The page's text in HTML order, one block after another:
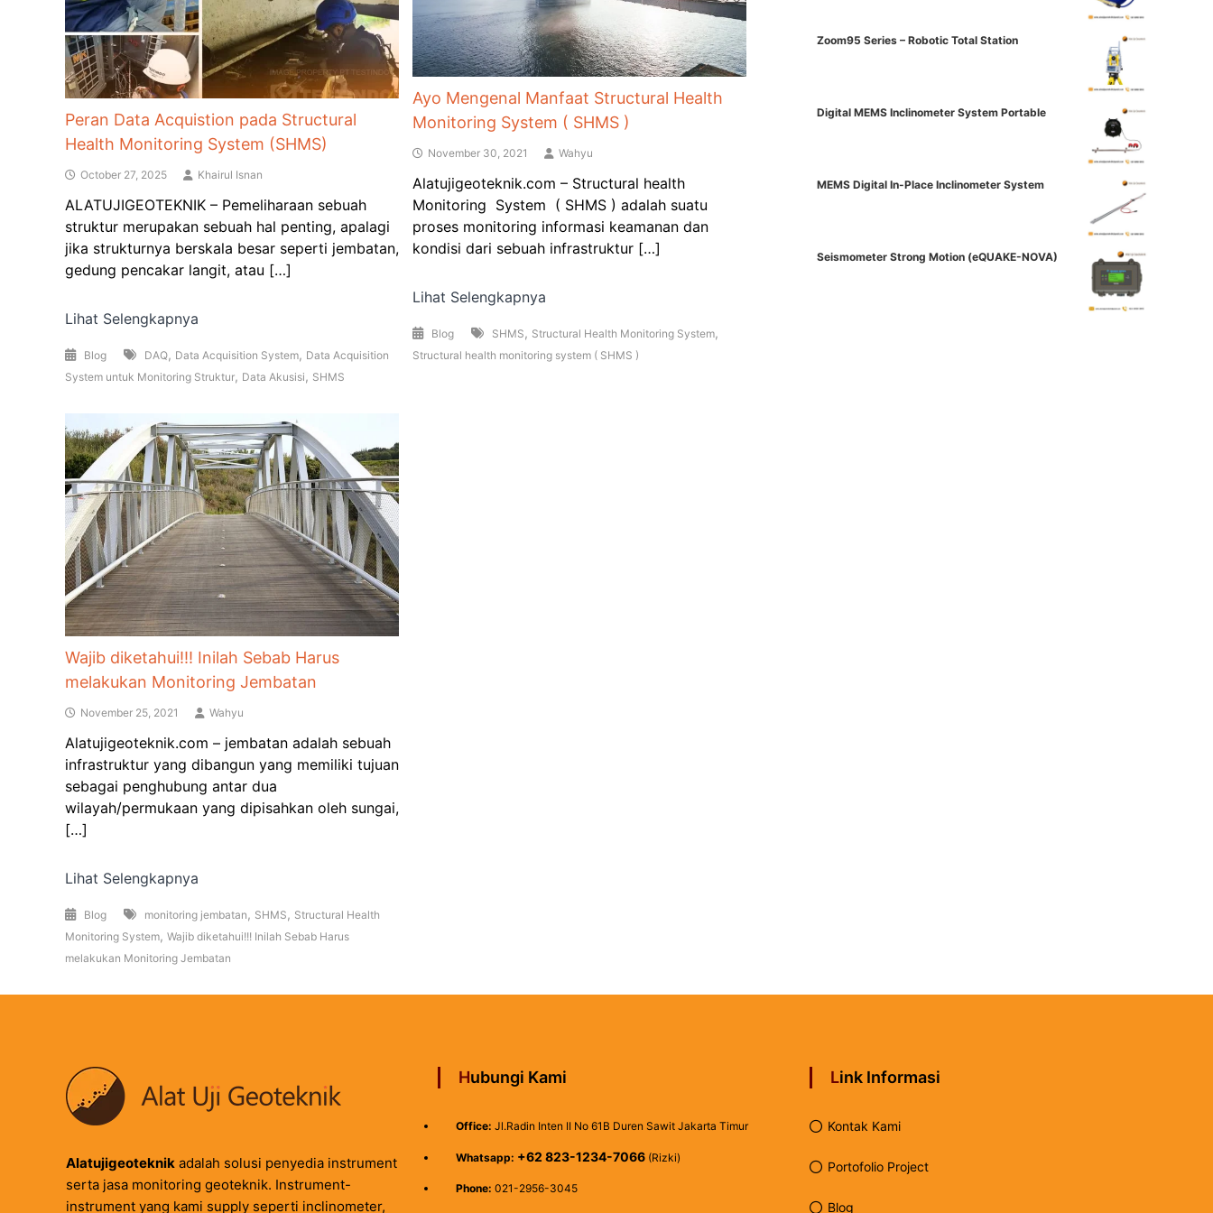
Peran Data Acquistion pada Structural
Health Monitoring System (SHMS)
October 27, 2025 Khairul Isnan
ALATUJIGEOTEKNIK – Pemeliharaan sebuah
struktur merupakan sebuah hal penting, apalagi
jika strukturnya berskala besar seperti jembatan,
gedung pencakar langit, atau […]
Lihat Selengkapnya
Blog DAQ, Data Acquisition System, Data Acquisition
System untuk Monitoring Struktur, Data Akusisi , SHMS
Ayo Mengenal Manfaat Structural Health
Monitoring System ( SHMS )
November 30, 2021 Wahyu
Alatujigeoteknik.com – Structural health
Monitoring System ( SHMS ) adalah suatu
proses monitoring informasi keamanan dan
kondisi dari sebuah infrastruktur […]
Lihat Selengkapnya
Blog SHMS , Structural Health Monitoring System,
Structural health monitoring system ( SHMS )
Wajib diketahui!!! Inilah Sebab Harus
melakukan Monitoring Jembatan
November 25, 2021 Wahyu
Alatujigeoteknik.com – jembatan adalah sebuah
infrastruktur yang dibangun yang memiliki tujuan
sebagai penghubung antar dua
wilayah/permukaan yang dipisahkan oleh sungai,
[…]
Lihat Selengkapnya
Blog monitoring jembatan , SHMS , Structural Health
Monitoring System, Wajib diketahui!!! Inilah Sebab Harus
melakukan Monitoring Jembatan
Zoom95 Series – Robotic Total Station
Digital MEMS Inclinometer System Portable
MEMS Digital In-Place Inclinometer System
Seismometer Strong Motion (eQUAKE-NOVA)
Alatujigeoteknik adalah solusi penyedia instrument
serta jasa monitoring geoteknik. Instrument-
instrument yang kami supply seperti inclinometer,
Hubungi Kami
Office: Jl.Radin Inten II No 61B Duren Sawit Jakarta Timur
Whatsapp: +62 823-1234-7066 (Rizki)
Phone: 021-2956-3045
Link Informasi
Kontak Kami
Portofolio Project
Blog